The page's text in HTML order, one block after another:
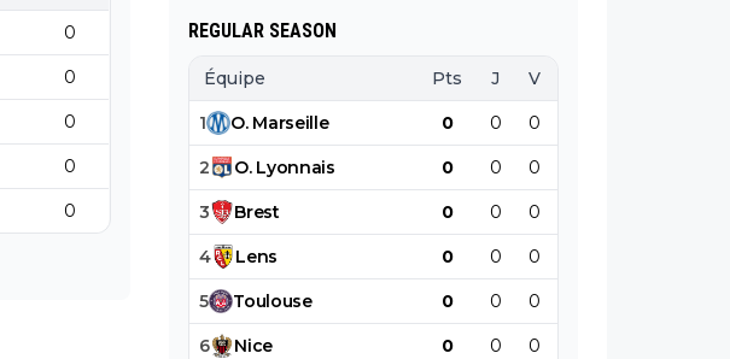
0
0
0
0
0
REGULAR SEASON
Équipe Pts J V
1 O. Marseille 0 0 0
2 O. Lyonnais 0 0 0
3 Brest 0 0 0
4 Lens 0 0 0
5 Toulouse 0 0 0
6 Nice 0 0 0